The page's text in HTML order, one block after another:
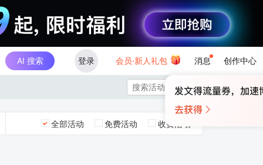
AI 搜索 登录 会员·新人礼包 消息 创作中心

全部活动 免费活动 收费活动